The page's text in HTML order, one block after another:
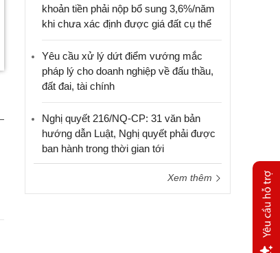
khoản tiền phải nộp bổ sung 3,6%/năm
khi chưa xác định được giá đất cụ thể
Yêu cầu xử lý dứt điểm vướng mắc
pháp lý cho doanh nghiệp về đấu thầu,
đất đai, tài chính
Nghị quyết 216/NQ-CP: 31 văn bản
hướng dẫn Luật, Nghị quyết phải được
ban hành trong thời gian tới
Xem thêm